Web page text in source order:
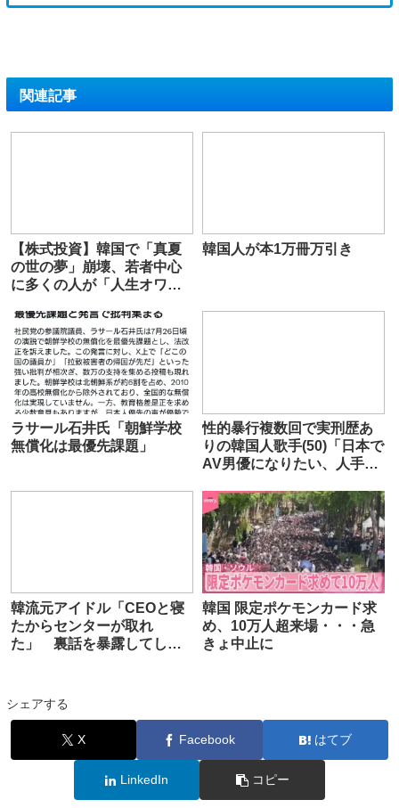
関連記事
【株式投資】韓国で「真夏
の世の夢」崩壊、若者中心
に多くの人が「人生オワ
韓国人が本1万冊万引き
ラサール石井氏「朝鮮学校
無償化は最優先課題」
性的暴行複数回で実刑歴あ
りの韓国人歌手(50)「日本で
AV男優になりたい、人手不
韓流元アイドル「CEOと寝
たからセンターが取れ
た」 裏話を暴露してしま
韓国 限定ポケモンカード求
め、10万人超来場・・・急
きょ中止に
シェアする
X Facebook はてブ
LinkedIn コピー